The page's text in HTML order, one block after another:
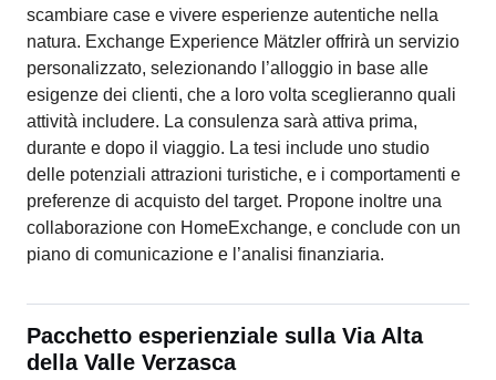
scambiare case e vivere esperienze autentiche nella
natura. Exchange Experience Mätzler offrirà un servizio
personalizzato, selezionando l’alloggio in base alle
esigenze dei clienti, che a loro volta sceglieranno quali
attività includere. La consulenza sarà attiva prima,
durante e dopo il viaggio. La tesi include uno studio
delle potenziali attrazioni turistiche, e i comportamenti e
preferenze di acquisto del target. Propone inoltre una
collaborazione con HomeExchange, e conclude con un
piano di comunicazione e l’analisi finanziaria.
Pacchetto esperienziale sulla Via Alta
della Valle Verzasca